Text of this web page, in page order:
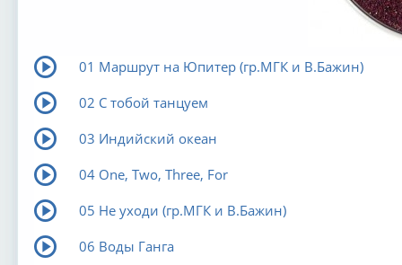
01 Маршрут на Юпитер (гр.МГК и В.Бажин)
02 С тобой танцуем
03 Индийский океан
04 One, Two, Three, For
05 Не уходи (гр.МГК и В.Бажин)
06 Воды Ганга